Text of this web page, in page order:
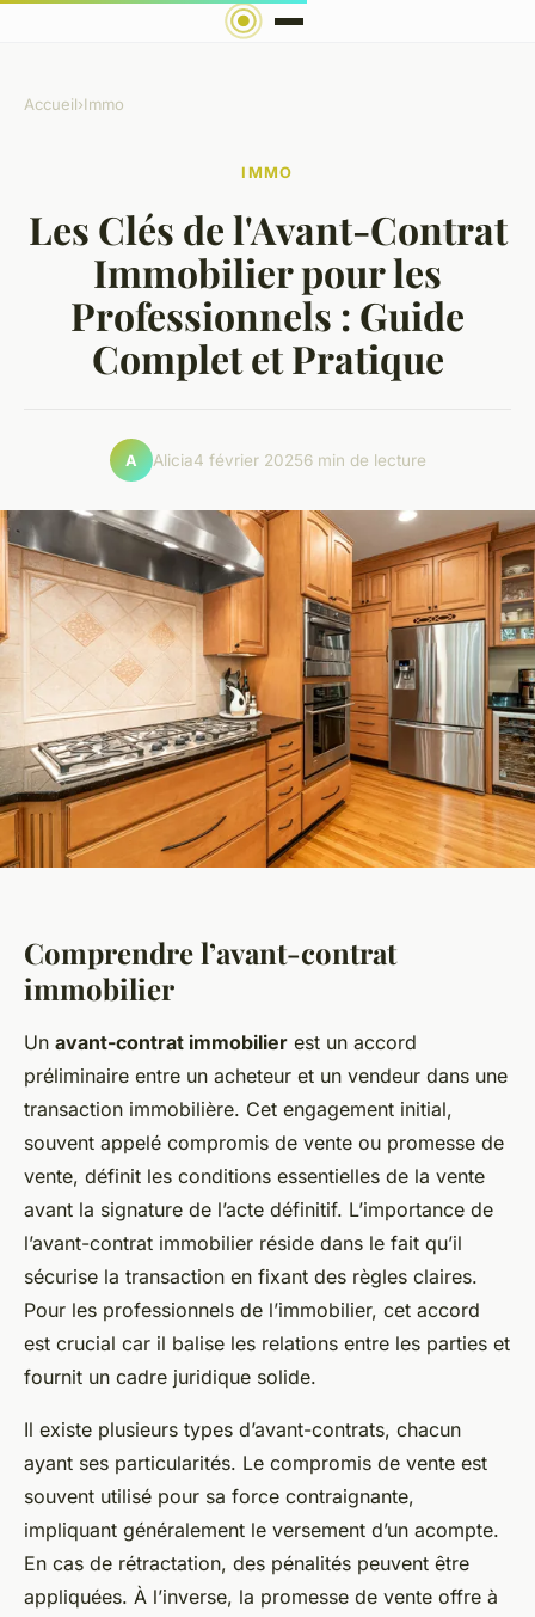
Accueil›Immo
IMMO
Les Clés de l'Avant-Contrat
Immobilier pour les
Professionnels : Guide
Complet et Pratique
A Alicia4 février 20256 min de lecture
Comprendre l’avant-contrat
immobilier
Un avant-contrat immobilier est un accord
préliminaire entre un acheteur et un vendeur dans une
transaction immobilière. Cet engagement initial,
souvent appelé compromis de vente ou promesse de
vente, définit les conditions essentielles de la vente
avant la signature de l’acte définitif. L’importance de
l’avant-contrat immobilier réside dans le fait qu’il
sécurise la transaction en fixant des règles claires.
Pour les professionnels de l’immobilier, cet accord
est crucial car il balise les relations entre les parties et
fournit un cadre juridique solide.
Il existe plusieurs types d’avant-contrats, chacun
ayant ses particularités. Le compromis de vente est
souvent utilisé pour sa force contraignante,
impliquant généralement le versement d’un acompte.
En cas de rétractation, des pénalités peuvent être
appliquées. À l’inverse, la promesse de vente offre à